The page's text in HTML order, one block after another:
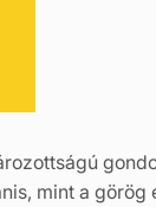
mint a görög